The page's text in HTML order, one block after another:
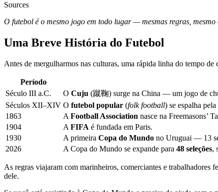
Sources
O futebol é o mesmo jogo em todo lugar — mesmas regras,
Uma Breve História do Futebol
Antes de mergulharmos nas culturas, uma rápida linha do tempo
Período
Século III a.C.
O Cuju (蹴鞠) surge na China — um jogo de
Séculos XII–XIV O futebol popular (folk football) se espalha
1863
A Football Association nasce na Freemasons’
1904
A FIFA é fundada em Paris.
1930
A primeira Copa do Mundo no Uruguai — 13
2026
A Copa do Mundo se expande para 48 seleções,
As regras viajaram com marinheiros, comerciantes e
dele.